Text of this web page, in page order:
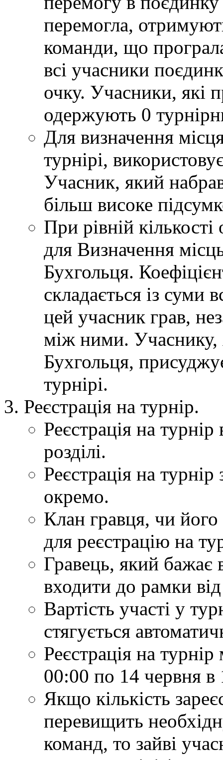
перемогла,
команди, що
всі учасники
очку. Учасники, які
одержують 0
Для визначення
турнірі,
Учасник, який
більш високе
При рівній
для Визначення
Бухгольця.
складається із суми
цей учасник грав,
між ними. Учаснику,
Бухгольця,
турнірі.
Реєстрація на турнір.
Реєстрація на
розділі.
Реєстрація на
окремо.
Клан гравця, чи його
для реєстрацію на
Гравець, який бажає
входити до рамки
Вартість участі у
стягується
Реєстрація на
00:00 по 14 червня в
Якщо кількість
перевищить
команд, то зайві